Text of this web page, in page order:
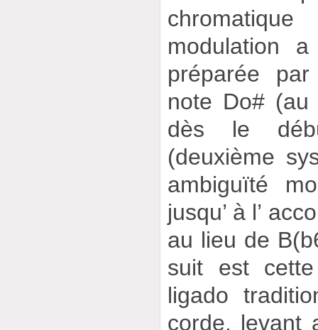
modulation
préparée
note Do#
dès le
(deuxième
ambiguïté
jusqu’ à l’
au lieu de
suit est
ligado
corde, levant